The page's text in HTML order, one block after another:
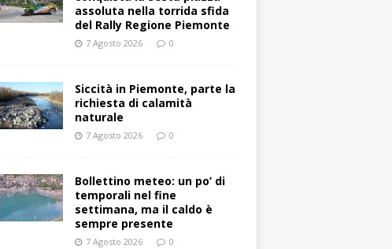
assoluta nella torrida sfida
del Rally Regione Piemonte
7 Agosto 2026 0
Siccità in Piemonte, parte la
richiesta di calamità
naturale
7 Agosto 2026 0
Bollettino meteo: un po’ di
temporali nel fine
settimana, ma il caldo è
sempre presente
7 Agosto 2026 0